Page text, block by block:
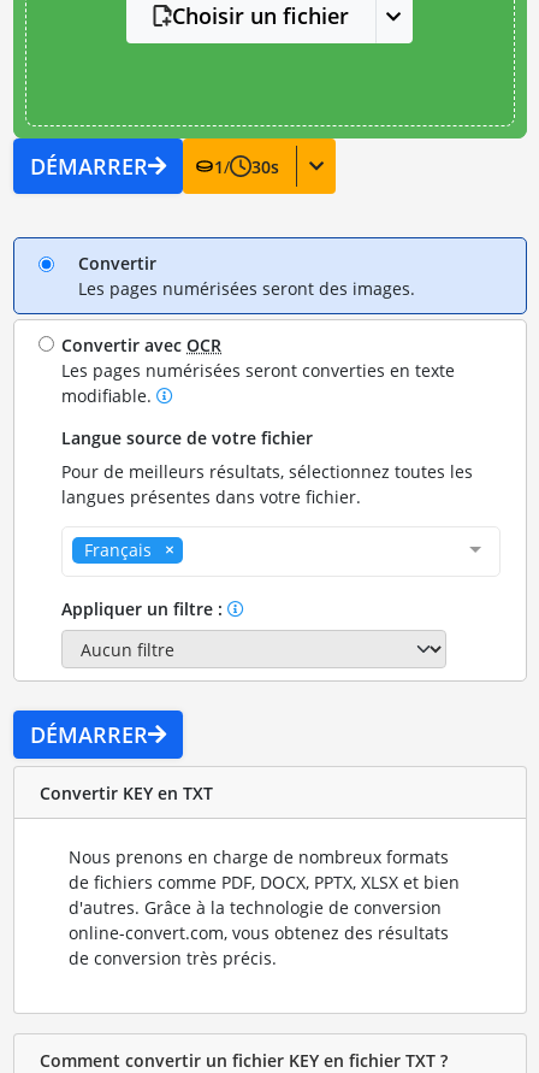
Choisir un fichier
DÉMARRER 1/ 30s
Convertir
Les pages numérisées seront des images.
Convertir avecOCR
Les pages numérisées seront converties en texte
modifiable.
Langue source de votre fichier
Pour de meilleurs résultats, sélectionnez toutes les
langues présentes dans votre fichier.
Français
Appliquer un filtre :
DÉMARRER
Convertir KEY en TXT
Nous prenons en charge de nombreux formats
de fichiers comme PDF, DOCX, PPTX, XLSX et bien
d'autres. Grâce à la technologie de conversion
online-convert.com, vous obtenez des résultats
de conversion très précis.
Comment convertir un fichier KEY en fichier TXT ?